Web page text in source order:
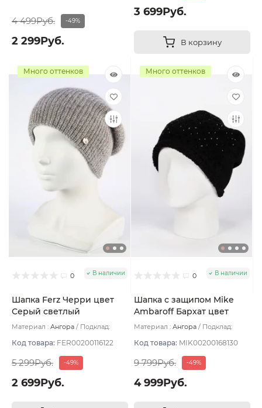
4 499Руб. -49%
2 299Руб.
3 699Руб.
В корзину
Много оттенков
0 В наличии
Шапка Ferz Черри цвет
Серый светлый
Материал : Ангора
Подклад:
Код товара: FER00200116122
5 299Руб. -49%
2 699Руб.
Много оттенков
0 В наличии
Шапка с защипом Mike
Ambaroff Бархат цвет
Чёрный
Материал : Ангора
Подклад:
Код товара: MIK00200168130
9 799Руб. -49%
4 999Руб.